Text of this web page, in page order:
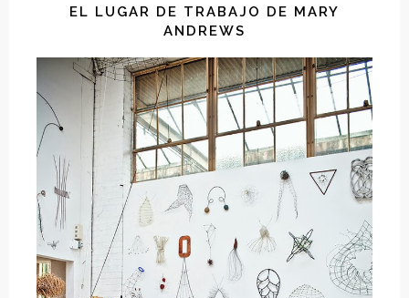
EL LUGAR DE TRABAJO DE MARY
ANDREWS